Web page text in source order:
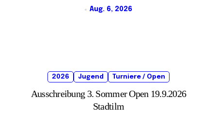
Aug. 6, 2026
2026 Jugend Turniere / Open
Ausschreibung 3. Sommer Open 19.9.2026
Stadtilm